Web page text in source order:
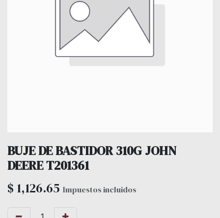
BUJE DE BASTIDOR 310G JOHN
DEERE T201361
$ 1,126.65 Impuestos incluidos